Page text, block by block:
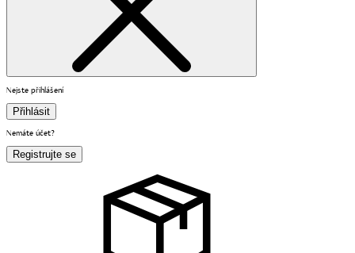
Nejste přihlášení
Přihlásit
Nemáte účet?
Registrujte se